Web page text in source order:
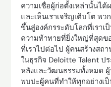
ความเชื่อผู้ก่อตั้งเหล่านั้นได้
และเห็นเราเจริญเติบโต พว
ขึ้นสู่องค์กรระดับโลกที่เรา
ความท้าทายที่ยิ่งใหญ่ที่สุดข
ที่เราไปต่อไป ผู้คนสร้างสถ
ในธุรกิจ Deloitte Talent ป
หลังและวัฒนธรรมทั้งหมด
พบปะผู้คนที่ทำให้ทุกอย่างเ